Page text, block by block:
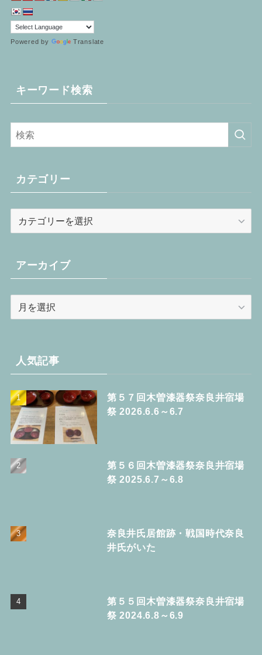
Powered by Translate
キーワード検索
カテゴリー
リ
ー
アーカイブ
ブ人気記事
第５７回木曽漆器祭奈良井宿場
祭 2026.6.6～6.7
第５６回木曽漆器祭奈良井宿場
祭 2025.6.7～6.8
奈良井氏居館跡・戦国時代奈良
井氏がいた
第５５回木曽漆器祭奈良井宿場
祭 2024.6.8～6.9